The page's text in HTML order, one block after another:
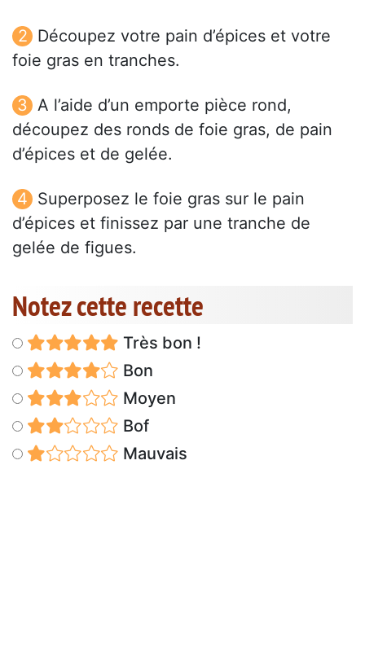
Découpez votre pain d’épices et votre
foie gras en tranches.
A l’aide d’un emporte pièce rond,
découpez des ronds de foie gras, de pain
d’épices et de gelée.
Superposez le foie gras sur le pain
d’épices et finissez par une tranche de
gelée de figues.
Notez cette recette
Très bon !
Bon
Moyen
Bof
Mauvais